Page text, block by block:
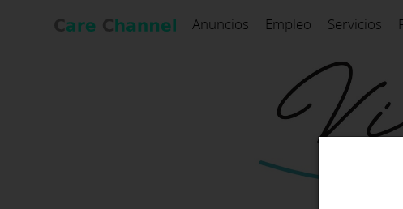
Anuncios Empleo Servicios